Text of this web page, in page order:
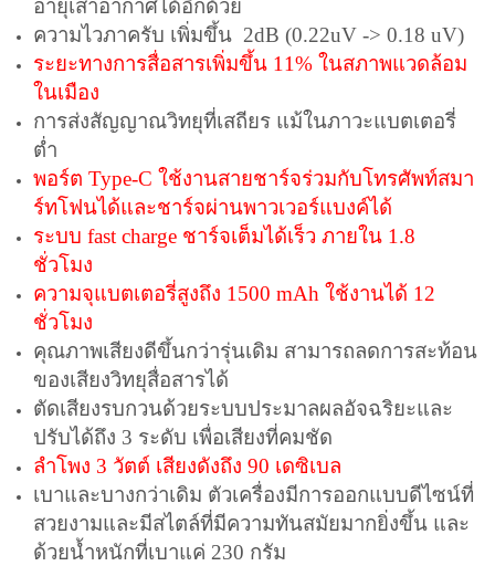
อายุเสาอากาศได้อีกด้วย
ความไวภาครับ เพิ่มขึ้น 2dB (0.22uV -> 0.18 uV)
ระยะทางการสื่อสารเพิ่มขึ้น 11% ในสภาพแวดล้อม
ในเมือง
การส่งสัญญาณวิทยุที่เสถียร แม้ในภาวะแบตเตอรี่
ต่ำ
พอร์ต Type-C ใช้งานสายชาร์จร่วมกับโทรศัพท์สมา
ร์ทโฟนได้และชาร์จผ่านพาวเวอร์แบงค์ได้
ระบบ fast charge ชาร์จเต็มได้เร็ว ภายใน 1.8
ชั่วโมง
ความจุแบตเตอรี่สูงถึง 1500 mAh ใช้งานได้ 12
ชั่วโมง
คุณภาพเสียงดีขึ้นกว่ารุ่นเดิม สามารถลดการสะท้อน
ของเสียงวิทยุสื่อสารได้
ตัดเสียงรบกวนด้วยระบบประมาลผลอัจฉริยะและ
ปรับได้ถึง 3 ระดับ เพื่อเสียงที่คมชัด
ลำโพง 3 วัตต์ เสียงดังถึง 90 เดซิเบล
เบาและบางกว่าเดิม ตัวเครื่องมีการออกแบบดีไซน์ที่
สวยงามและมีสไตล์ที่มีความทันสมัยมากยิ่งขึ้น และ
ด้วยน้ำหนักที่เบาแค่ 230 กรัม